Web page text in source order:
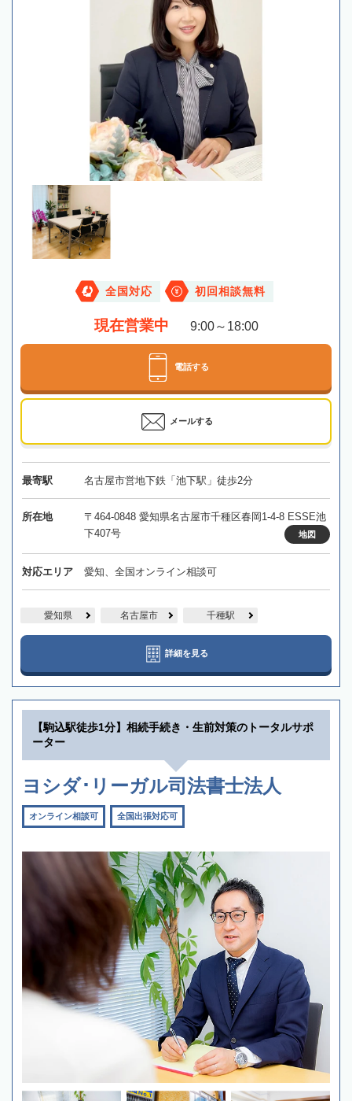
全国対応 初回相談無料
現在営業中 9:00～18:00
電話する
メールする
最寄駅 名古屋市営地下鉄「池下駅」徒歩2分
所在地
〒464-0848 愛知県名古屋市千種区春岡1-4-8 ESSE池
下407号
地図
対応エリア 愛知、全国オンライン相談可
愛知県 名古屋市 千種駅
詳細を見る
【駒込駅徒歩1分】相続手続き・生前対策のトータルサポ
ーター
ヨシダ･リーガル司法書士法人
オンライン相談可 全国出張対応可